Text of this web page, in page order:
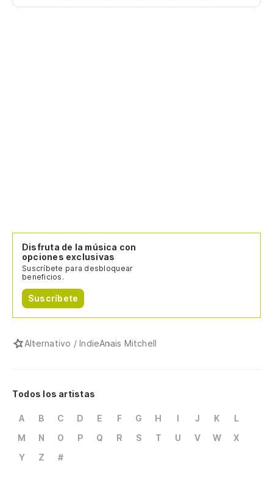
Disfruta de la música con
opciones exclusivas
Suscríbete para desbloquear
beneficios.
Suscríbete
Alternativo / IndieAnais Mitchell
Todos los artistas
A B C D E F G H I J K
L
M
N O P Q R S T U V W
X
Y
Z #